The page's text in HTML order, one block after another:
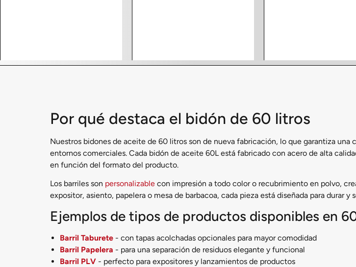
Por qué destaca el bidón de 60 litros
Nuestros bidones de aceite de 60 litros son de nueva fabricación, lo que garantiza
entornos comerciales. Cada bidón de aceite 60L está fabricado con acero de alta
en función del formato del producto.
Los barriles son personalizable con impresión a todo color o recubrimiento en polvo,
expositor, asiento, papelera o mesa de barbacoa, cada pieza está diseñada para durar
Ejemplos de tipos de productos disponibles en
Barril Taburete - con tapas acolchadas opcionales para mayor comodidad
Barril Papelera - para una separación de residuos elegante y funcional
Barril PLV - perfecto para expositores y lanzamientos de productos